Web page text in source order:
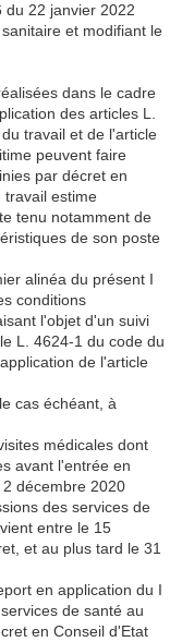
du 22 janvier 2022
et modifiant le
dans le cadre
des articles L.
travail et de l'article
peuvent faire
par décret en
travail estime
tenu notamment de
de son poste
alinéa du présent I
conditions
l'objet d'un suivi
L. 4624-1 du code du
de l'article
cas échéant, à
médicales dont
avant l'entrée en
décembre 2020
des services de
entre le 15
et au plus tard le 31
en application du I
de santé au
en Conseil d'Etat